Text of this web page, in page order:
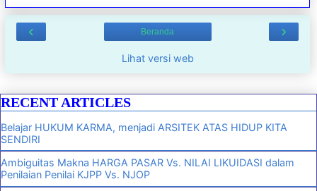
‹ ›
Beranda
Lihat versi web
RECENT ARTICLES
Belajar HUKUM KARMA, menjadi ARSITEK ATAS HIDUP KITA
SENDIRI
Ambiguitas Makna HARGA PASAR Vs. NILAI LIKUIDASI dalam
Penilaian Penilai KJPP Vs. NJOP